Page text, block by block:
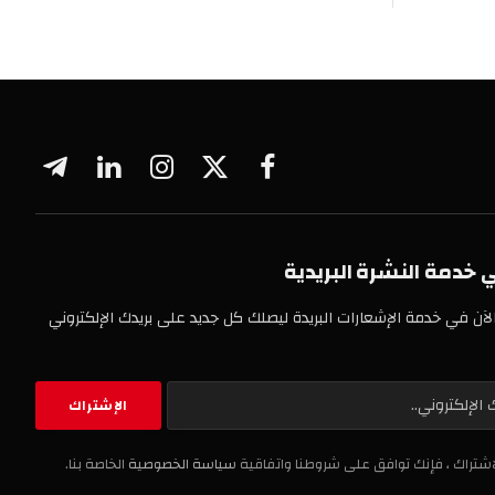
فيسبوك
X
الانستغراملينكدإن تيلقرام
البريدية
الإشعارات البريدة ليصلك كل جديد على بريدك الإلكتروني
فإنك توافق على شروطنا واتفاقيةسياسة الخصوصيةالخاصة بنا.